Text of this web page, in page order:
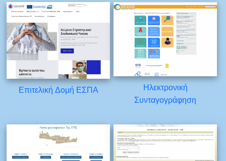
Επιτελική Δομή ΕΣΠΑ
Ηλεκτρονική
Συνταγογράφηση